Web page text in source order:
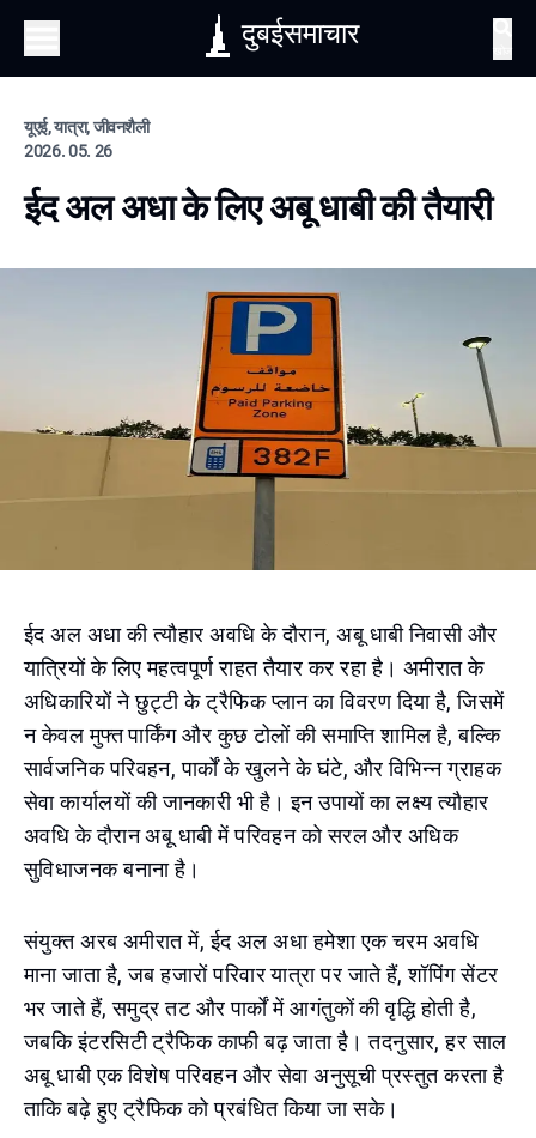
दुबईसमाचार
यूएई, यात्रा, जीवनशैली
2026. 05. 26
ईद अल अधा के लिए अबू धाबी की तैयारी
ईद अल अधा की त्यौहार अवधि के दौरान, अबू धाबी निवासी और
यात्रियों के लिए महत्वपूर्ण राहत तैयार कर रहा है। अमीरात के
अधिकारियों ने छुट्टी के ट्रैफिक प्लान का विवरण दिया है, जिसमें
न केवल मुफ्त पार्किंग और कुछ टोलों की समाप्ति शामिल है, बल्कि
सार्वजनिक परिवहन, पार्कों के खुलने के घंटे, और विभिन्न ग्राहक
सेवा कार्यालयों की जानकारी भी है। इन उपायों का लक्ष्य त्यौहार
अवधि के दौरान अबू धाबी में परिवहन को सरल और अधिक
सुविधाजनक बनाना है।
संयुक्त अरब अमीरात में, ईद अल अधा हमेशा एक चरम अवधि
माना जाता है, जब हजारों परिवार यात्रा पर जाते हैं, शॉपिंग सेंटर
भर जाते हैं, समुद्र तट और पार्कों में आगंतुकों की वृद्धि होती है,
जबकि इंटरसिटी ट्रैफिक काफी बढ़ जाता है। तदनुसार, हर साल
अबू धाबी एक विशेष परिवहन और सेवा अनुसूची प्रस्तुत करता है
ताकि बढ़े हुए ट्रैफिक को प्रबंधित किया जा सके।